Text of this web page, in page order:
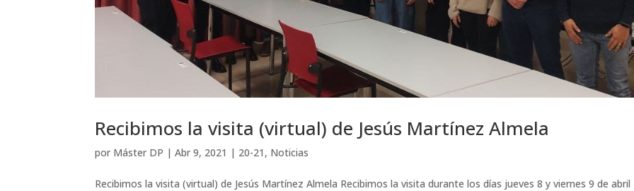
Recibimos la visita (virtual) de Jesús Martínez Almela
por Máster DP |Abr 9, 2021 | 20-21 , Noticias
Recibimos la visita (virtual) de Jesús Martínez Almela Recibimos la visita durante los días jueves 8 y viernes 9 de abril